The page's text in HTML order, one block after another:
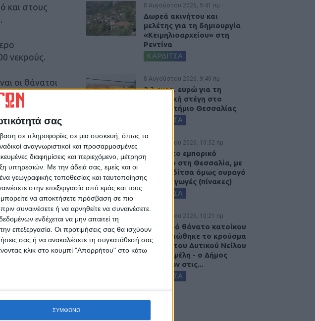
σας
σε πληροφορίες σε μια συσκευή, όπως τα
αναγνωριστικοί και προσαρμοσμένες
διαφημίσεις και περιεχόμενο, μέτρηση
υπηρεσιών. Με την άδειά σας, εμείς και οι
γεωγραφικής τοποθεσίας και ταυτοποίησης
στην επεξεργασία από εμάς και τους
να αποκτήσετε πρόσβαση σε πιο
συναινέσετε ή να αρνηθείτε να συναινέσετε.
ενδέχεται να μην απαιτεί τη
επεξεργασία. Οι προτιμήσεις σας θα ισχύουν
σας ή να ανακαλέσετε τη συγκατάθεσή σας
κλικ στο κουμπί "Απορρήτου" στο κάτω
ΣΥΜΦΩΝΩ
και στους
νεκρούς.
οι θάνατοι
η
φυλακές.
δολάρια,
οι πέντε
Νότιο Σουδάν
8 Αυγούστου 2026, 9:41 πμ
Δωρεά ακινήτου και
μελέτης για τη δημιουργία
«Κειμηλιοαρχείου» στη
Ρεντίνα
ΚΑΡΔΙΤΣΑ
8 Αυγούστου 2026, 9:40 πμ
2,3 εκατ. ευρώ για τη
φοιτητική στέγη στο
Πανεπιστήμιο Θεσσαλίας
ΚΑΡΔΙΤΣΑ
7 Αυγούστου 2026, 10:52 πμ
Θετικό το εμπορικό
ισοζύγιο στη Θεσσαλία, με
την Καρδίτσα όμως ουραγό
στις εξαγωγές (πίνακες)
ΚΑΡΔΙΤΣΑ
7 Αυγούστου 2026, 10:21 πμ
Μετά από θάνατο κατοίκου
επιβεβαιώθηκε το κρούσμα
του ιού του Δυτικού Νείλου
στην Κυψέλη - ο Δήμος
Σοφάδων στις...
ΚΑΡΔΙΤΣΑ